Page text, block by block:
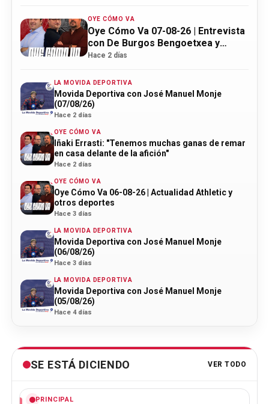
OYE CÓMO VA
Oye Cómo Va 07-08-26 | Entrevista
con De Burgos Bengoetxea y
actualidad Athletic
Hace 2 días
LA MOVIDA DEPORTIVA
Movida Deportiva con José Manuel Monje
(07/08/26)
Hace 2 días
OYE CÓMO VA
Iñaki Errasti: "Tenemos muchas ganas de remar
en casa delante de la afición"
Hace 2 días
OYE CÓMO VA
Oye Cómo Va 06-08-26 | Actualidad Athletic y
otros deportes
Hace 3 días
LA MOVIDA DEPORTIVA
Movida Deportiva con José Manuel Monje
(06/08/26)
Hace 3 días
LA MOVIDA DEPORTIVA
Movida Deportiva con José Manuel Monje
(05/08/26)
Hace 4 días
SE ESTÁ DICIENDO VER TODO
PRINCIPAL